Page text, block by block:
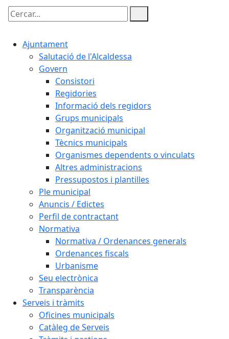
Cercar:
Ajuntament
Salutació de l'Alcaldessa
Govern
Consistori
Regidories
Informació dels regidors
Grups municipals
Organització municipal
Tècnics municipals
Organismes dependents o vinculats
Altres administracions
Pressupostos i plantilles
Ple municipal
Anuncis / Edictes
Perfil de contractant
Normativa
Normativa / Ordenances generals
Ordenances fiscals
Urbanisme
Seu electrònica
Transparència
Serveis i tràmits
Oficines municipals
Catàleg de Serveis